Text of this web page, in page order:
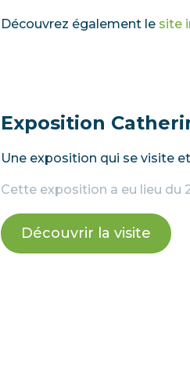
Découvrez également le site
Exposition
Une exposition qui se visite
Cette exposition a eu lieu du
Découvrir la visite